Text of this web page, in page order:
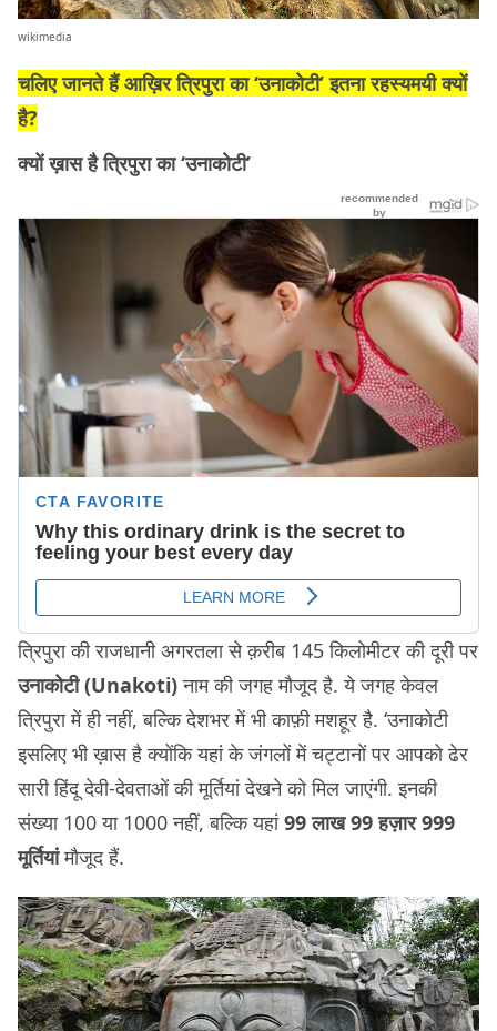
wikimedia
चलिए जानते हैं आख़िर त्रिपुरा का ‘उनाकोटी’ इतना रहस्यमयी क्यों
है?
क्यों ख़ास है त्रिपुरा का ‘उनाकोटी’
त्रिपुरा की राजधानी अगरतला से क़रीब 145 किलोमीटर की दूरी पर
उनाकोटी (Unakoti)नाम की जगह मौजूद है. ये जगह केवल
त्रिपुरा में ही नहीं, बल्कि देशभर में भी काफ़ी मशहूर है. ‘उनाकोटी
इसलिए भी ख़ास है क्योंकि यहां के जंगलों में चट्टानों पर आपको ढेर
सारी हिंदू देवी-देवताओं की मूर्तियां देखने को मिल जाएंगी. इनकी
संख्या 100 या 1000 नहीं, बल्कि यहां99 लाख 99 हज़ार 999
मूर्तियांमौजूद हैं.